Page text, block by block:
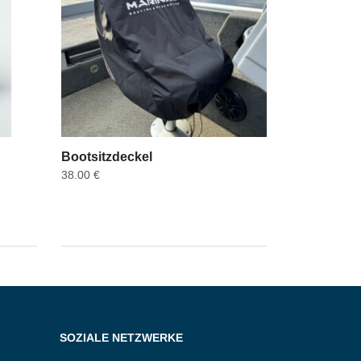
Bootsitzdeckel
38.00 €
SOZIALE NETZWERKE